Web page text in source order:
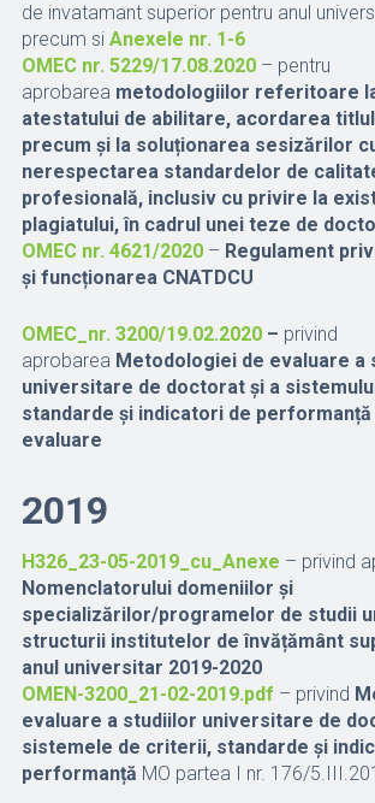
de invatamant superior pentru anul
precum si Anexele nr. 1-6
OMEC nr. 5229/17.08.2020– pentru
aprobarea metodologiilor referitoare
atestatului de abilitare, acordarea
precum și la soluționarea sesizărilor
nerespectarea standardelor de
profesională, inclusiv cu privire la
plagiatului, în cadrul unei teze de
OMEC nr. 4621/2020– Regulament
și funcționarea CNATDCU
OMEC_nr. 3200/19.02.2020– privind
aprobarea Metodologiei de evaluare a
universitare de doctorat și a
standarde și indicatori de
evaluare
2019
H326_23-05-2019_cu_Anexe – privind
Nomenclatorului domeniilor și
specializărilor/programelor de studii
structurii institutelor de învățământ
anul universitar 2019-2020
OMEN-3200_21-02-2019.pdf – privind
evaluare a studiilor universitare de
sistemele de criterii, standarde și
performanță MO partea I nr. 176/